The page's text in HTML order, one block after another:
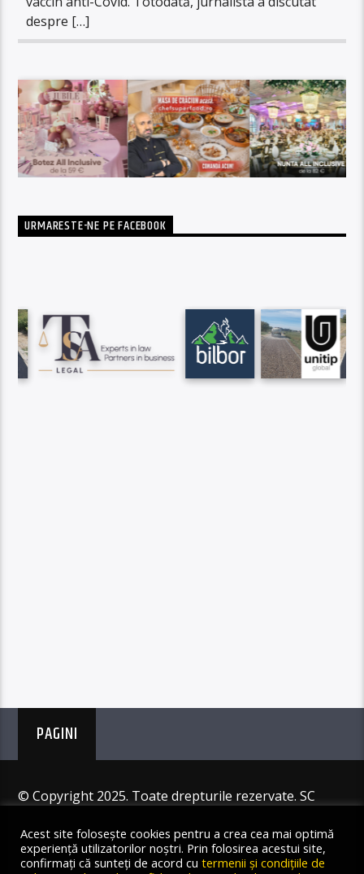
despre […]
URMARESTE-NE PE FACEBOOK
PAGINI
© Copyright 2025. Toate drepturile rezervate. SC
Acest site folosește cookies pentru a crea cea mai optimă
experiență utilizatorilor noștri. Prin folosirea acestui site,
confirmați că sunteți de acord cu termenii și condițiile de